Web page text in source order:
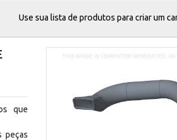
Use sua lista de produtos para criar um
que
peças